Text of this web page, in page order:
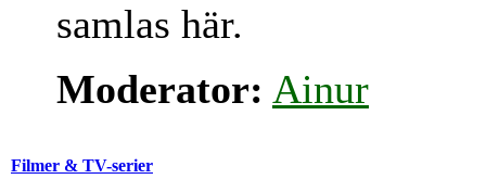
samlas här.
Moderator: Ainur
Filmer & TV-serier